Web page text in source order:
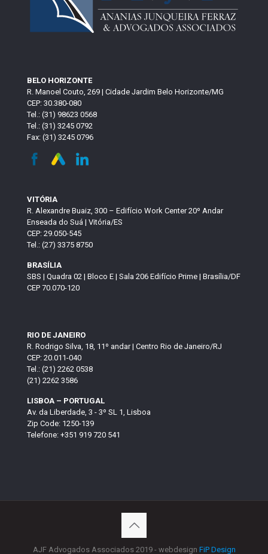
BELO HORIZONTE
R. Manoel Couto, 269 | Cidade Jardim Belo Horizonte/MG
CEP: 30.380-080
Tel.: (31) 98623 0568
Tel.: (31) 3245 0792
Fax: (31) 3245 0796
VITÓRIA
R. Alexandre Buaiz, 300 – Edifício Work Center 20º Andar
Enseada do Suá | Vitória/ES
CEP: 29.050-545
Tel.: (27) 3375 8750
BRASÍLIA
SBS | Quadra 02 | Bloco E | Sala 206 Edifício Prime | Brasília/DF
CEP 70.070-120
RIO DE JANEIRO
R. Rodrigo Silva, 18, 11º andar | Centro Rio de Janeiro/RJ
CEP: 20.011-040
Tel.: (21) 2262 0538
(21) 2262 3586
LISBOA – PORTUGAL
Av. da Liberdade, 3 - 3º SL 1, Lisboa
Zip Code: 1250-139
Telefone: +351 919 720 541
AJF Advogados Associados 2019 - webdesign FiP Design